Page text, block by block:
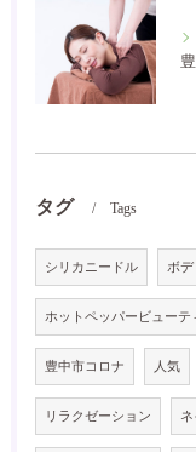
タグ Tags
シリカニードル ボデ
ホットペッパービューテ
豊中市コロナ 人気
リラクゼーション